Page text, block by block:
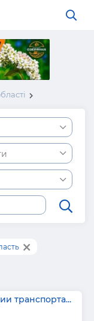
транспорта...